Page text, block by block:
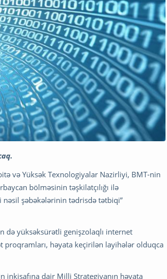
və Yüksək Texnologiyalar Nazirliyi, BMT-nin
bölməsinin təşkilatçılığı ilə
nəsil şəbəkələrinin tədrisdə tətbiqi”
də yüksəksürətli genişzolaqlı internet
həyata keçirilən layihələr olduqca
inkişafına dair Milli Strategiyanın həyata